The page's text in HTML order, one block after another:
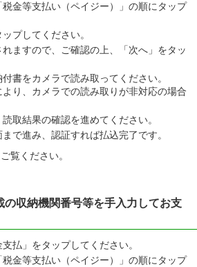
税金等支払い（ペイジー）」の順にタップ
プしてください。
ますので、ご確認の上、「次へ」をタッ
書をカメラで読み取ってください。
り、カメラでの読み取りが非対応の場合
取結果の確認を進めてください。
で進み、認証すれば払込完了です。
覧ください。
の収納機関番号等を手入力してお支
払」をタップしてください。
税金等支払い（ペイジー）」の順にタップ